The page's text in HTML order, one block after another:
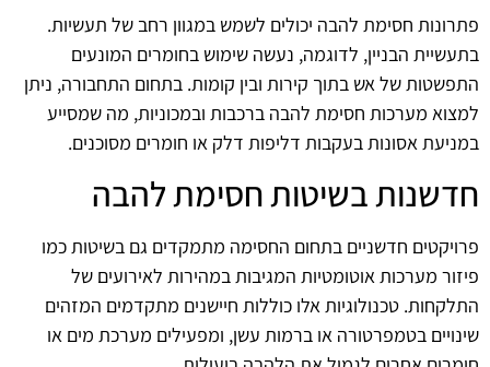
פתרונות חסימת להבה יכולים לשמש במגוון רחב של תעשיות.
בתעשיית הבניין, לדוגמה, נעשה שימוש בחומרים המונעים
התפשטות של אש בתוך קירות ובין קומות. בתחום התחבורה, ניתן
למצוא מערכות חסימת להבה ברכבות ובמכוניות, מה שמסייע
במניעת אסונות בעקבות דליפות דלק או חומרים מסוכנים.
חדשנות בשיטות חסימת להבה
פרויקטים חדשניים בתחום החסימה מתמקדים גם בשיטות כמו
פיזור מערכות אוטומטיות המגיבות במהירות לאירועים של
התלקחות. טכנולוגיות אלו כוללות חיישנים מתקדמים המזהים
שינויים בטמפרטורה או ברמות עשן, ומפעילים מערכת מים או